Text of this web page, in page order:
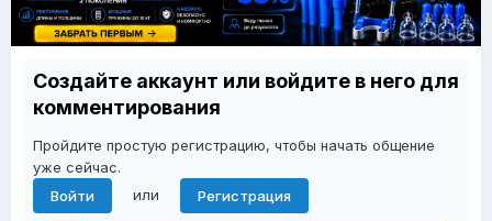
Создайте аккаунт или войдите в него для
комментирования
Пройдите простую регистрацию, чтобы начать общение
уже сейчас.
Войти
или Регистрация